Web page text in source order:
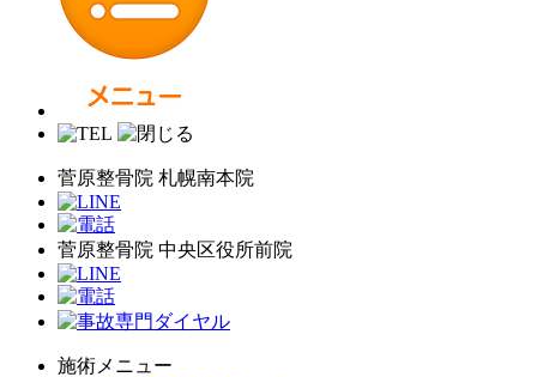
菅原整骨院 札幌南本院
菅原整骨院 中央区役所前院
施術メニュー